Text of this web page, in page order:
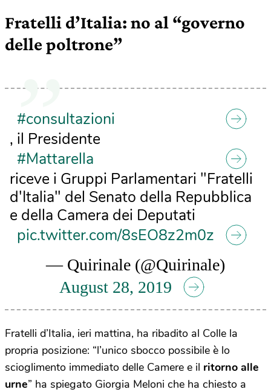
Fratelli d’Italia: no al “governo
delle poltrone”
#consultazioni
, il Presidente
#Mattarella
riceve i Gruppi Parlamentari "Fratelli
d'Italia" del Senato della Repubblica
e della Camera dei Deputati
pic.twitter.com/8sEO8z2m0z
— Quirinale (@Quirinale)
August 28, 2019
Fratelli d’Italia, ieri mattina, ha ribadito al Colle la
propria posizione: “l’unico sbocco possibile è lo
scioglimento immediato delle Camere e il ritorno alle
urne” ha spiegato Giorgia Meloni che ha chiesto a